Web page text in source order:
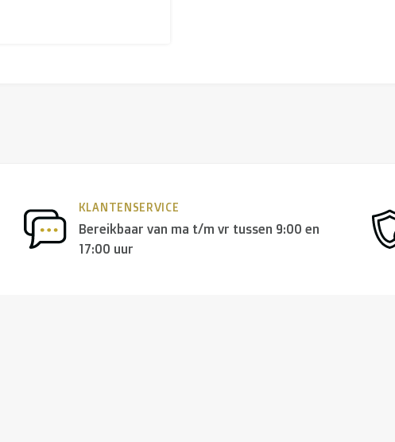
KLANTENSERVICE
Bereikbaar van ma t/m vr tussen 9:00 en
17:00 uur